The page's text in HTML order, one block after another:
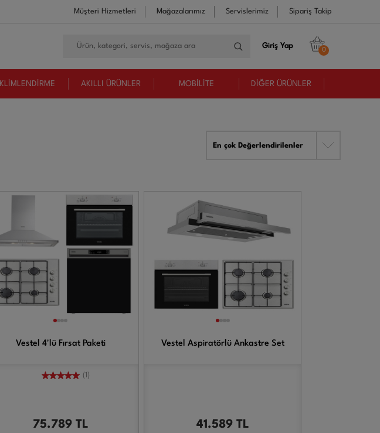
Müşteri Hizmetleri Mağazalarımız Servislerimiz Sipariş Takip
Giriş Yap 0
İKLİMLENDİRME AKILLI ÜRÜNLER MOBİLİTE DİĞER ÜRÜNLER
En çok Değerlendirilenler
Vestel 4'lü Fırsat Paketi
(1)
75.789 TL
Vestel Aspiratörlü Ankastre Set
41.589 TL